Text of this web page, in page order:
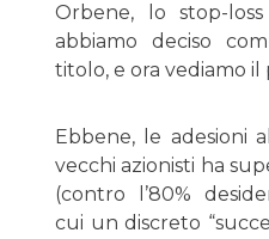
Orbene, lo stop-
abbiamo deciso
titolo, e ora vediamo il
Ebbene, le adesioni
vecchi azionisti ha
(contro l’80%
cui un discreto